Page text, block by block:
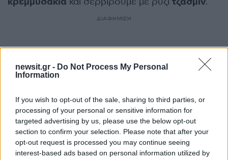
newsit.gr - Do Not Process My Personal
Information
If you wish to opt-out of the sale, sharing to third parties, or
processing of your personal or sensitive information for
targeted advertising by us, please use the below opt-out
section to confirm your selection. Please note that after your
opt-out request is processed you may continue seeing
interest-based ads based on personal information utilized by
ΔΙΑΦΗΜΙΣΗ